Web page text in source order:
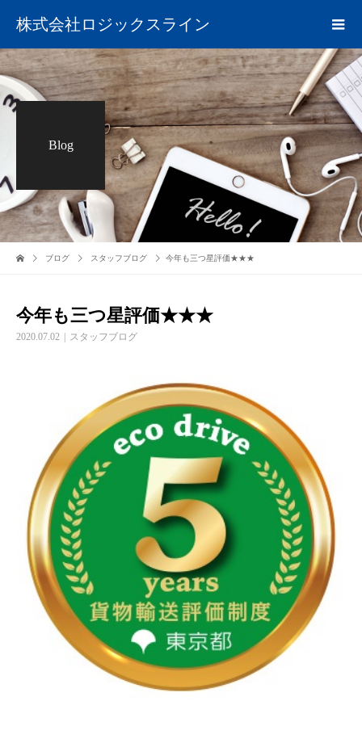
株式会社ロジックスライン
Blog
ブログ スタッフブログ 今年も三つ星評価★★★
今年も三つ星評価★★★
2020.07.02 スタッフブログ